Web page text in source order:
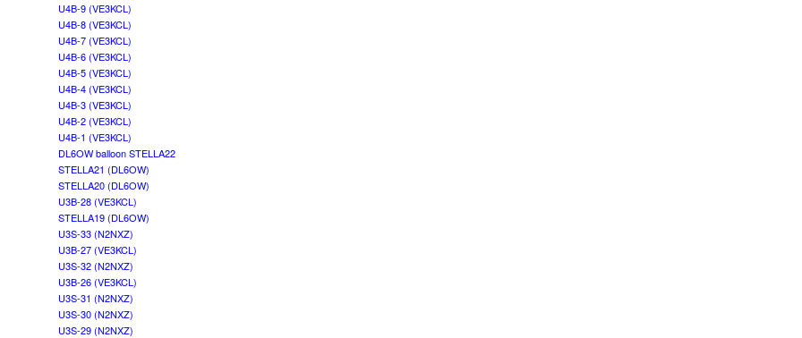
U4B-9 (VE3KCL)
U4B-8 (VE3KCL)
U4B-7 (VE3KCL)
U4B-6 (VE3KCL)
U4B-5 (VE3KCL)
U4B-4 (VE3KCL)
U4B-3 (VE3KCL)
U4B-2 (VE3KCL)
U4B-1 (VE3KCL)
DL6OW balloon STELLA22
STELLA21 (DL6OW)
STELLA20 (DL6OW)
U3B-28 (VE3KCL)
STELLA19 (DL6OW)
U3S-33 (N2NXZ)
U3B-27 (VE3KCL)
U3S-32 (N2NXZ)
U3B-26 (VE3KCL)
U3S-31 (N2NXZ)
U3S-30 (N2NXZ)
U3S-29 (N2NXZ)